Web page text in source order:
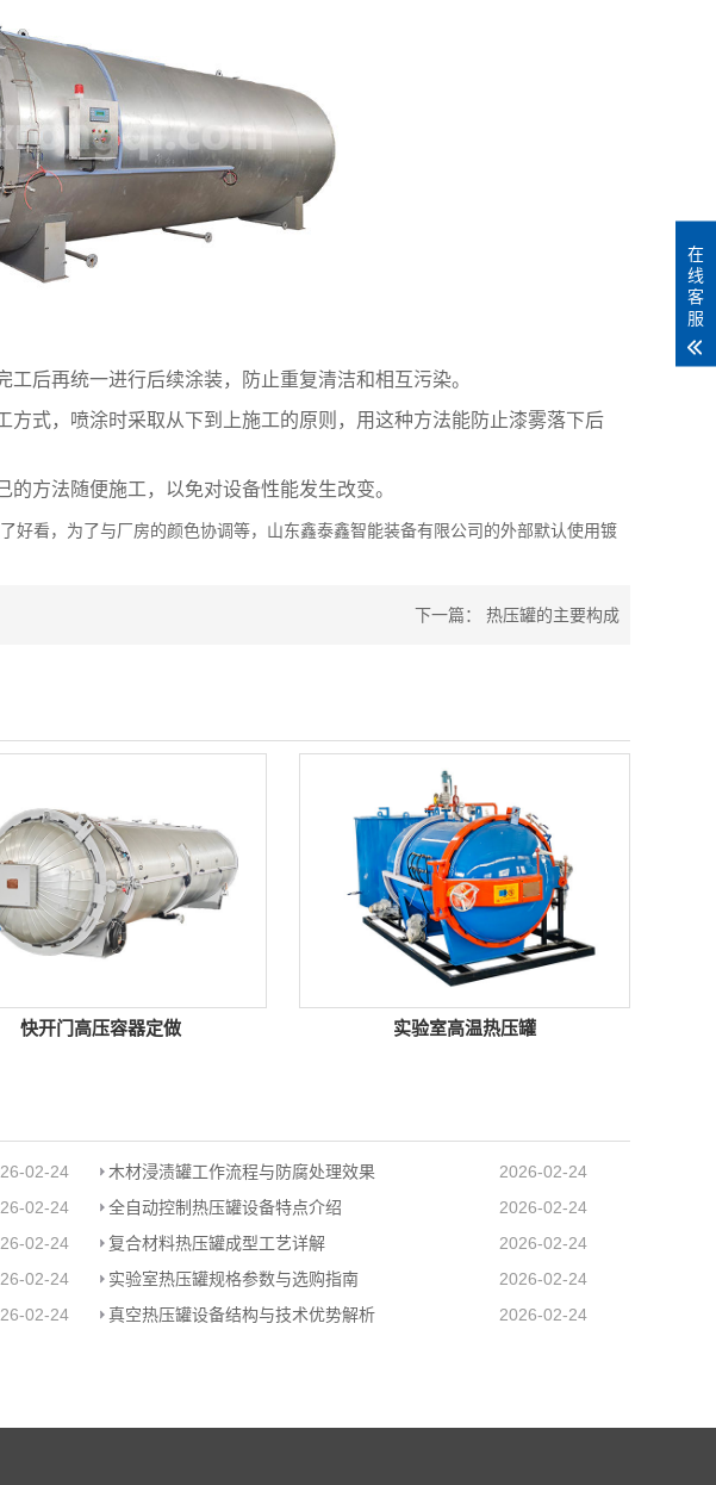
再统一进行后续涂装，防止重复清洁和相互污染。
式，喷涂时采取从下到上施工的原则，用这种方法能防止漆雾落下后
方法随便施工，以免对设备性能发生改变。
看，为了与厂房的颜色协调等，山东鑫泰鑫智能装备有限公司的外部默认使用镀
下一篇：热压罐的主要构成
快开门高压容器定做 实验室高温热压罐
02-24 木材浸渍罐工作流程与防腐处理效果
2026-02-24
02-24 全自动控制热压罐设备特点介绍
2026-02-24
02-24 复合材料热压罐成型工艺详解
2026-02-24
02-24 实验室热压罐规格参数与选购指南
2026-02-24
02-24 真空热压罐设备结构与技术优势解析 2026-02-24
在
线
客
服